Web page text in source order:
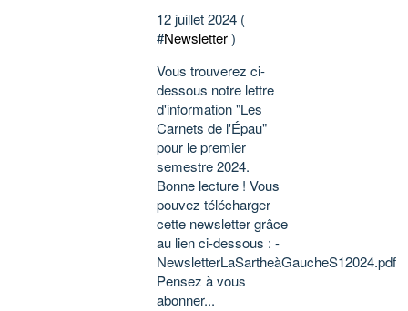
12 juillet 2024 (
#Newsletter)
Vous trouverez ci-
dessous notre lettre
d'information "Les
Carnets de l'Épau"
pour le premier
semestre 2024.
Bonne lecture ! Vous
pouvez télécharger
cette newsletter grâce
au lien ci-dessous : -
NewsletterLaSartheàGaucheS12024.pdf
Pensez à vous
abonner...